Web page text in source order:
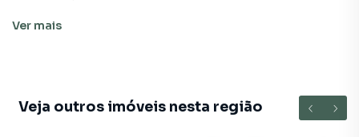
Com mais de 50 hectares de extensão, esta área está
para o Morro Ferrabraz, um dos principais cartões-postais
do Rio Grande do Sul. O acesso é facilitado por estrada em
Ver mais
Veja outros imóveis nesta região